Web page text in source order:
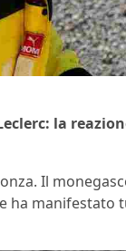
la
Il
e ha manifestato